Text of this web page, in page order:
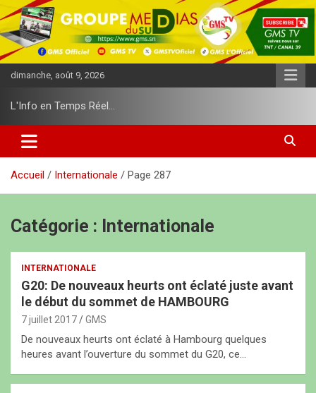
l
l
e
r
o
t
dimanche, août 9, 2026
L'Info en Temps Réel…
Accueil Internationale Page 287
Catégorie : Internationale
INTERNATIONALE
G20: De nouveaux heurts ont éclaté juste avant
le début du sommet de HAMBOURG
7 juillet 2017 GMS
De nouveaux heurts ont éclaté à Hambourg quelques
heures avant l’ouverture du sommet du G20, ce…